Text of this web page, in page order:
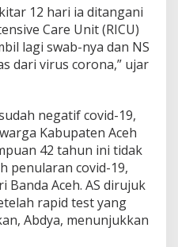
12 hari ia ditangani
Care Unit (RICU)
lagi swab-nya dan NS
dari virus corona,” ujar
negatif covid-19,
Kabupaten Aceh
42 tahun ini tidak
penularan covid-19,
Banda Aceh. AS dirujuk
rapid test yang
Abdya, menunjukkan